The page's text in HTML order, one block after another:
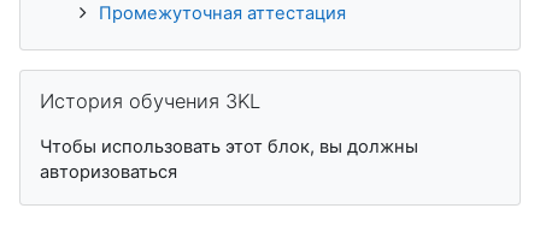
Промежуточная аттестация
История обучения 3KL
Чтобы использовать этот блок, вы должны
авторизоваться